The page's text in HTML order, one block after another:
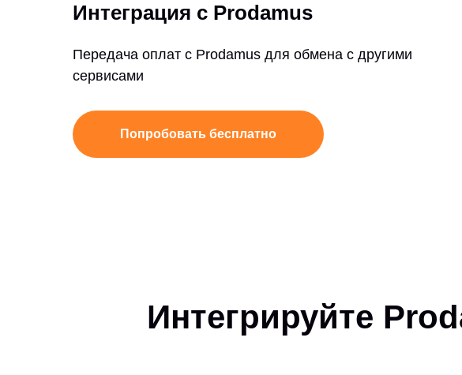
Интеграция с Prodamus
Передача оплат с Prodamus для обмена с другими
сервисами
Попробовать бесплатно
Интегрируйте